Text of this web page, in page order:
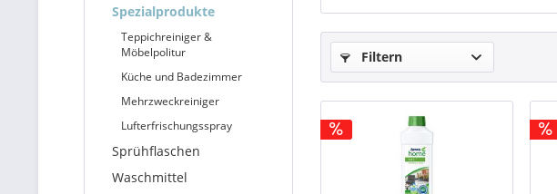
Spezialprodukte
Teppichreiniger &
Möbelpolitur
Küche und Badezimmer
Mehrzweckreiniger
Lufterfrischungsspray
Sprühflaschen
Waschmittel
Filtern